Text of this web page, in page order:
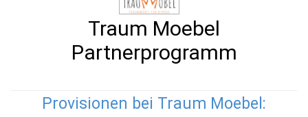
Traum Moebel
Partnerprogramm
Provisionen bei Traum Moebel: